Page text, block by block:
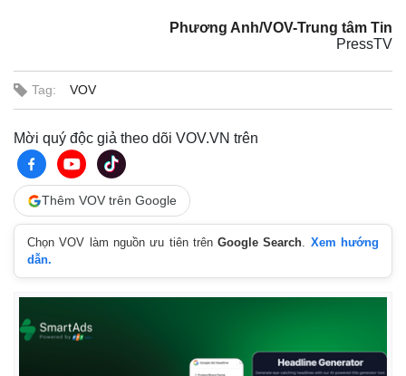
Phương Anh/VOV-Trung tâm Tin
PressTV
Tag: VOV
Mời quý độc giả theo dõi VOV.VN trên
Thêm VOV trên Google
Chọn VOV làm nguồn ưu tiên trênGoogle Search. Xem hướng
dẫn.